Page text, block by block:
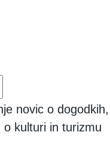
novic o dogodkih,
kulturi in turizmu